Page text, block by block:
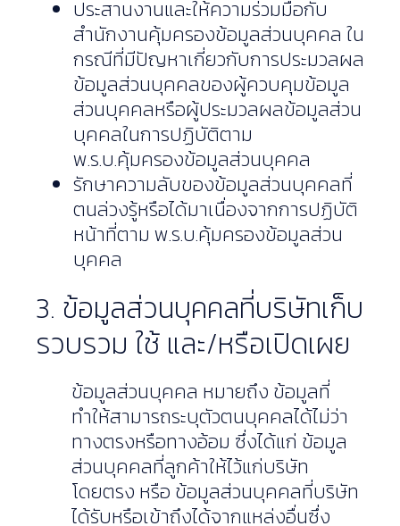
ประสานงานและให้ความร่วมมือกับ
สำนักงานคุ้มครองข้อมูลส่วนบุคคล ใน
กรณีที่มีปัญหาเกี่ยวกับการประมวลผล
ข้อมูลส่วนบุคคลของผู้ควบคุมข้อมูล
ส่วนบุคคลหรือผู้ประมวลผลข้อมูลส่วน
บุคคลในการปฏิบัติตาม
พ.ร.บ.คุ้มครองข้อมูลส่วนบุคคล
รักษาความลับของข้อมูลส่วนบุคคลที่
ตนล่วงรู้หรือได้มาเนื่องจากการปฏิบัติ
หน้าที่ตาม พ.ร.บ.คุ้มครองข้อมูลส่วน
บุคคล
3. ข้อมูลส่วนบุคคลที่บริษัทเก็บ
รวบรวม ใช้ และ/หรือเปิดเผย
ข้อมูลส่วนบุคคล หมายถึง ข้อมูลที่
ทำให้สามารถระบุตัวตนบุคคลได้ไม่ว่า
ทางตรงหรือทางอ้อม ซึ่งได้แก่ ข้อมูล
ส่วนบุคคลที่ลูกค้าให้ไว้แก่บริษัท
โดยตรง หรือ ข้อมูลส่วนบุคคลที่บริษัท
ได้รับหรือเข้าถึงได้จากแหล่งอื่นซึ่ง